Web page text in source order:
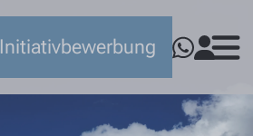
Initiativbewerbung